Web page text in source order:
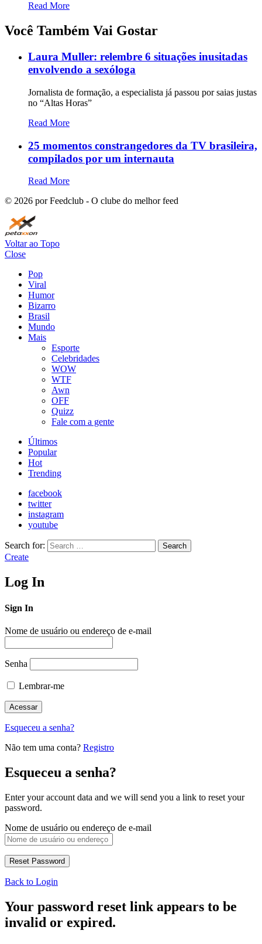
Read More
Você Também Vai Gostar
Laura Muller: relembre 6 situações inusitadas
envolvendo a sexóloga
Jornalista de formação, a especialista já passou por saias justas
no “Altas Horas”
Read More
25 momentos constrangedores da TV brasileira,
compilados por um internauta
Read More
© 2026 por Feedclub - O clube do melhor feed
Voltar ao Topo
Close
Pop
Viral
Humor
Bizarro
Brasil
Mundo
Mais
Esporte
Celebridades
WOW
WTF
Awn
OFF
Quizz
Fale com a gente
Últimos
Popular
Hot
Trending
facebook
twitter
instagram
youtube
Search for: Search
Create
Log In
Sign In
Nome de usuário ou endereço de e-mail
Senha
Lembrar-me
Esqueceu a senha?
Não tem uma conta? Registro
Esqueceu a senha?
Enter your account data and we will send you a link to reset your
password.
Nome de usuário ou endereço de e-mail
Back to Login
Your password reset link appears to be
invalid or expired.